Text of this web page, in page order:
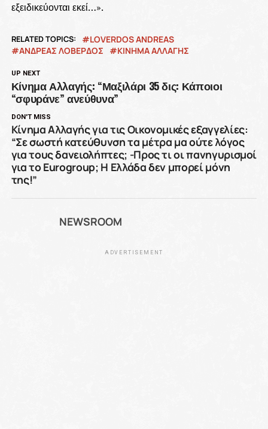
εξειδικεύονται εκεί…».
RELATED TOPICS:
LOVERDOS ANDREAS
ΑΝΔΡΕΑΣ ΛΟΒΕΡΔΟΣ
ΚΙΝΗΜΑ ΑΛΛΑΓΗΣ
UP NEXT
Κίνημα Αλλαγής: “Μαξιλάρι 35 δις: Κάποιοι
“σφυράνε” ανεύθυνα”
DON'T MISS
Kίνημα Αλλαγής για τις Οικονομικές εξαγγελίες:
“Σε σωστή κατεύθυνση τα μέτρα μα ούτε λόγος
για τους δανειολήπτες; -Προς τι οι πανηγυρισμοί
για το Eurogroup; Η Ελλάδα δεν μπορεί μόνη
της!”
NEWSROOM
ADVERTISEMENT